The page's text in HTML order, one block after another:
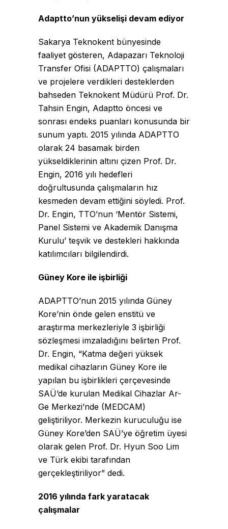
Adaptto’nun yükselişi devam ediyor
Sakarya Teknokent bünyesinde
faaliyet gösteren, Adapazarı Teknoloji
Transfer Ofisi (ADAPTTO) çalışmaları
ve projelere verdikleri desteklerden
bahseden Teknokent Müdürü Prof. Dr.
Tahsin Engin, Adaptto öncesi ve
sonrası endeks puanları konusunda bir
sunum yaptı. 2015 yılında ADAPTTO
olarak 24 basamak birden
yükseldiklerinin altını çizen Prof. Dr.
Engin, 2016 yılı hedefleri
doğrultusunda çalışmaların hız
kesmeden devam ettiğini söyledi. Prof.
Dr. Engin, TTO’nun ‘Mentör Sistemi,
Panel Sistemi ve Akademik Danışma
Kurulu’ teşvik ve destekleri hakkında
katılımcıları bilgilendirdi.
Güney Kore ile işbirliği
ADAPTTO’nun 2015 yılında Güney
Kore’nin önde gelen enstitü ve
araştırma merkezleriyle 3 işbirliği
sözleşmesi imzaladığını belirten Prof.
Dr. Engin, “Katma değeri yüksek
medikal cihazların Güney Kore ile
yapılan bu işbirlikleri çerçevesinde
SAÜ’de kurulan Medikal Cihazlar Ar-
Ge Merkezi’nde (MEDCAM)
geliştiriliyor. Merkezin kuruculuğu ise
Güney Kore’den SAÜ’ye öğretim üyesi
olarak gelen Prof. Dr. Hyun Soo Lim
ve Türk ekibi tarafından
gerçekleştiriliyor” dedi.
2016 yılında fark yaratacak
çalışmalar